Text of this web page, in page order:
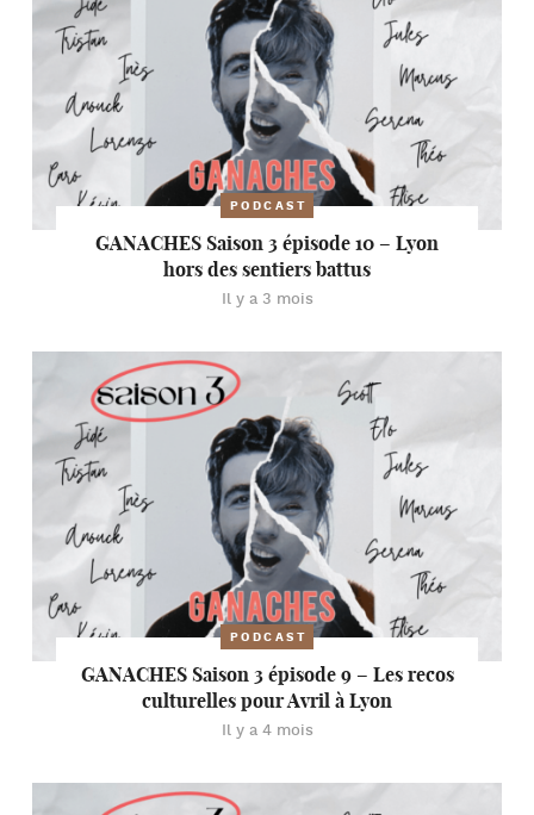
PODCAST
GANACHES Saison 3 épisode 10 – Lyon
hors des sentiers battus
Il y a 3 mois
PODCAST
GANACHES Saison 3 épisode 9 – Les recos
culturelles pour Avril à Lyon
Il y a 4 mois